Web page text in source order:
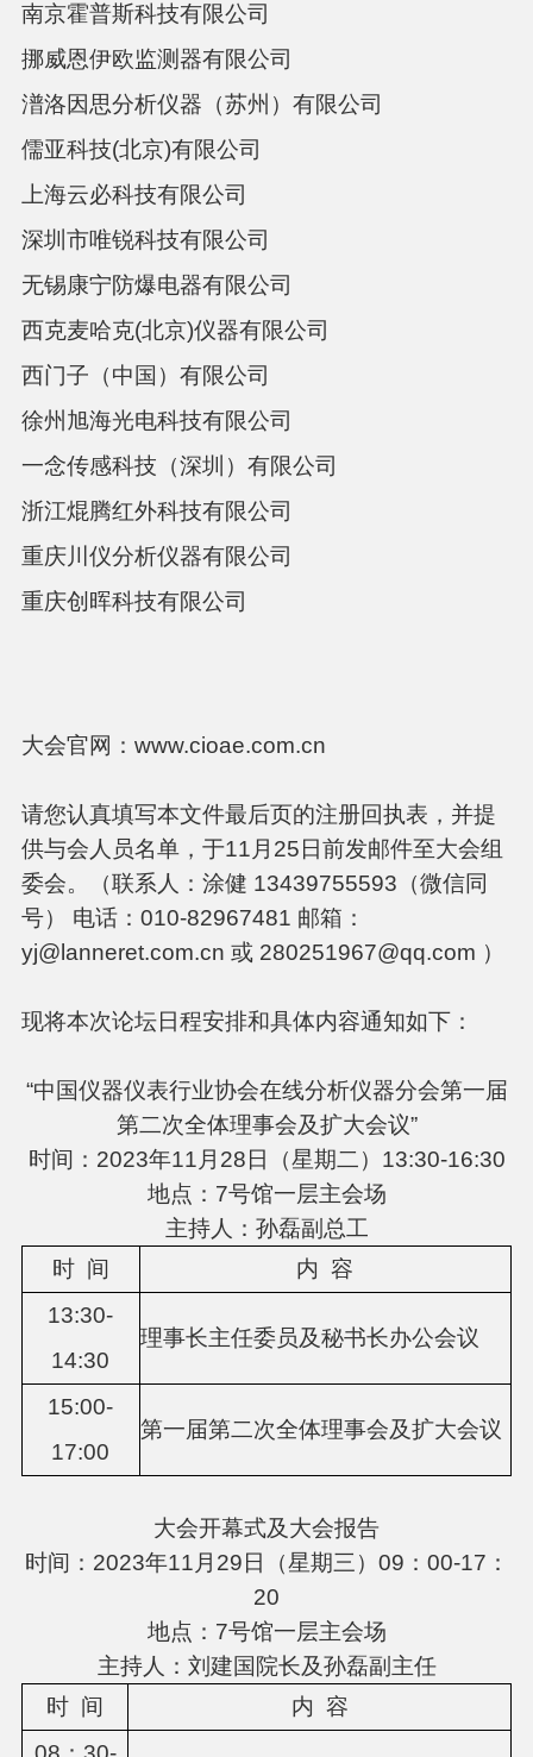
南京霍普斯科技有限公司
挪威恩伊欧监测器有限公司
潽洛因思分析仪器（苏州）有限公司
儒亚科技(北京)有限公司
上海云必科技有限公司
深圳市唯锐科技有限公司
无锡康宁防爆电器有限公司
西克麦哈克(北京)仪器有限公司
西门子（中国）有限公司
徐州旭海光电科技有限公司
一念传感科技（深圳）有限公司
浙江焜腾红外科技有限公司
重庆川仪分析仪器有限公司
重庆创晖科技有限公司
大会官网：www.cioae.com.cn
请您认真填写本文件最后页的注册回执表，并提
供与会人员名单，于11月25日前发邮件至大会组
委会。（联系人：涂健 13439755593（微信同
号） 电话：010-82967481 邮箱：
yj@lanneret.com.cn 或 280251967@qq.com ）
现将本次论坛日程安排和具体内容通知如下：
“中国仪器仪表行业协会在线分析仪器分会第一届
第二次全体理事会及扩大会议”
时间：2023年11月28日（星期二）13:30-16:30
地点：7号馆一层主会场
主持人：孙磊副总工
时 间 内 容
13:30-
14:30
理事长主任委员及秘书长办公会议
15:00-
17:00
第一届第二次全体理事会及扩大会议
大会开幕式及大会报告
时间：2023年11月29日（星期三）09：00-17：
20
地点：7号馆一层主会场
主持人：刘建国院长及孙磊副主任
时 间 内 容